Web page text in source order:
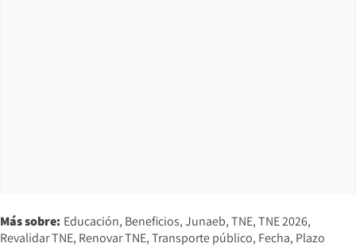
Más sobre: Educación Beneficios Junaeb TNE TNE 2026
Revalidar TNE Renovar TNE Transporte público Fecha Plazo